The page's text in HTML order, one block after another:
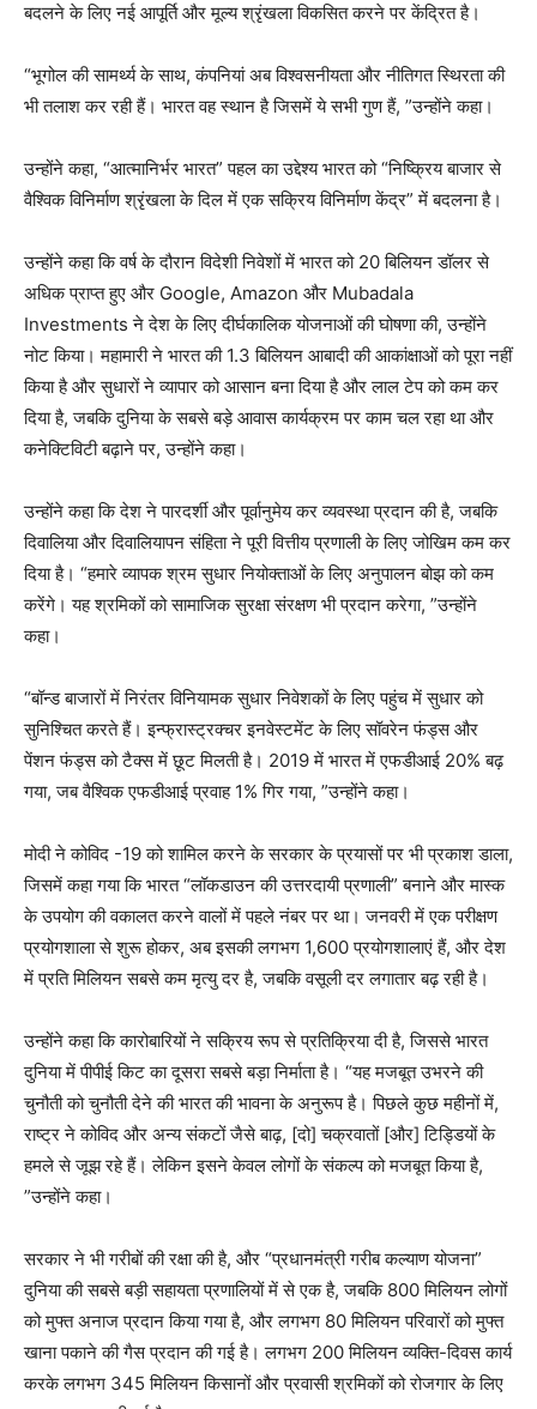
बदलने के लिए नई आपूर्ति और मूल्य श्रृंखला विकसित करने पर केंद्रित है।
“भूगोल की सामर्थ्य के साथ, कंपनियां अब विश्वसनीयता और नीतिगत स्थिरता की
भी तलाश कर रही हैं। भारत वह स्थान है जिसमें ये सभी गुण हैं, ”उन्होंने कहा।
उन्होंने कहा, “आत्मानिर्भर भारत” पहल का उद्देश्य भारत को “निष्क्रिय बाजार से
वैश्विक विनिर्माण श्रृंखला के दिल में एक सक्रिय विनिर्माण केंद्र” में बदलना है।
उन्होंने कहा कि वर्ष के दौरान विदेशी निवेशों में भारत को 20 बिलियन डॉलर से
अधिक प्राप्त हुए और Google, Amazon और Mubadala
Investments ने देश के लिए दीर्घकालिक योजनाओं की घोषणा की, उन्होंने
नोट किया। महामारी ने भारत की 1.3 बिलियन आबादी की आकांक्षाओं को पूरा नहीं
किया है और सुधारों ने व्यापार को आसान बना दिया है और लाल टेप को कम कर
दिया है, जबकि दुनिया के सबसे बड़े आवास कार्यक्रम पर काम चल रहा था और
कनेक्टिविटी बढ़ाने पर, उन्होंने कहा।
उन्होंने कहा कि देश ने पारदर्शी और पूर्वानुमेय कर व्यवस्था प्रदान की है, जबकि
दिवालिया और दिवालियापन संहिता ने पूरी वित्तीय प्रणाली के लिए जोखिम कम कर
दिया है। “हमारे व्यापक श्रम सुधार नियोक्ताओं के लिए अनुपालन बोझ को कम
करेंगे। यह श्रमिकों को सामाजिक सुरक्षा संरक्षण भी प्रदान करेगा, ”उन्होंने
कहा।
“बॉन्ड बाजारों में निरंतर विनियामक सुधार निवेशकों के लिए पहुंच में सुधार को
सुनिश्चित करते हैं। इन्फ्रास्ट्रक्चर इनवेस्टमेंट के लिए सॉवरेन फंड्स और
पेंशन फंड्स को टैक्स में छूट मिलती है। 2019 में भारत में एफडीआई 20% बढ़
गया, जब वैश्विक एफडीआई प्रवाह 1% गिर गया, ”उन्होंने कहा।
मोदी ने कोविद -19 को शामिल करने के सरकार के प्रयासों पर भी प्रकाश डाला,
जिसमें कहा गया कि भारत “लॉकडाउन की उत्तरदायी प्रणाली” बनाने और मास्क
के उपयोग की वकालत करने वालों में पहले नंबर पर था। जनवरी में एक परीक्षण
प्रयोगशाला से शुरू होकर, अब इसकी लगभग 1,600 प्रयोगशालाएं हैं, और देश
में प्रति मिलियन सबसे कम मृत्यु दर है, जबकि वसूली दर लगातार बढ़ रही है।
उन्होंने कहा कि कारोबारियों ने सक्रिय रूप से प्रतिक्रिया दी है, जिससे भारत
दुनिया में पीपीई किट का दूसरा सबसे बड़ा निर्माता है। “यह मजबूत उभरने की
चुनौती को चुनौती देने की भारत की भावना के अनुरूप है। पिछले कुछ महीनों में,
राष्ट्र ने कोविद और अन्य संकटों जैसे बाढ़, [दो] चक्रवातों [और] टिड्डियों के
हमले से जूझ रहे हैं। लेकिन इसने केवल लोगों के संकल्प को मजबूत किया है,
”उन्होंने कहा।
सरकार ने भी गरीबों की रक्षा की है, और “प्रधानमंत्री गरीब कल्याण योजना”
दुनिया की सबसे बड़ी सहायता प्रणालियों में से एक है, जबकि 800 मिलियन लोगों
को मुफ्त अनाज प्रदान किया गया है, और लगभग 80 मिलियन परिवारों को मुफ्त
खाना पकाने की गैस प्रदान की गई है। लगभग 200 मिलियन व्यक्ति-दिवस कार्य
करके लगभग 345 मिलियन किसानों और प्रवासी श्रमिकों को रोजगार के लिए